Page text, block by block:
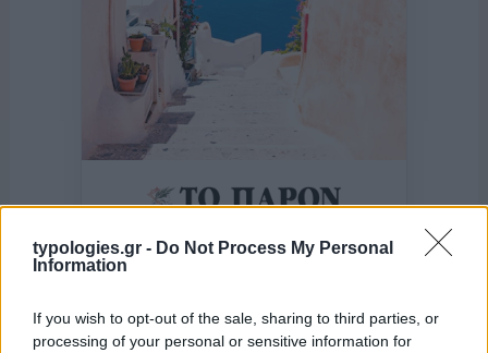
typologies.gr - Do Not Process My Personal
Information
If you wish to opt-out of the sale, sharing to third parties, or
processing of your personal or sensitive information for
της Ζωής μας
Οι άνθρωποι, οι αυθεντικές ιστορίες,
πολιτισμός που μας ενώνει κάθε μέρα.